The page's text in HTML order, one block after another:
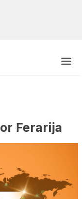
Ferarija